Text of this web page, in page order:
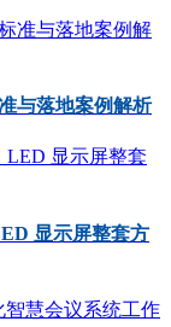
与落地案例解析
显示屏整套方